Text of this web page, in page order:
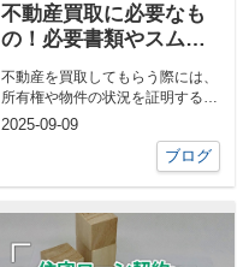
不動産買取に必要なも
の！必要書類やスムー
ズな売却手続きについ
ても解説
不動産を買取してもらう際には、
所有権や物件の状況を証明する各
種書類を揃えることが欠かせませ
2025-09-09
ブログ